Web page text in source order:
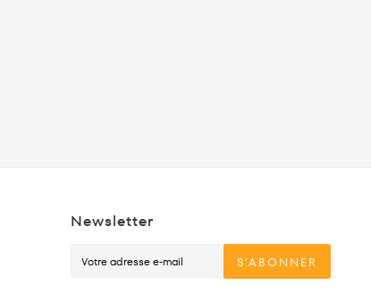
Newsletter
S’ABONNER